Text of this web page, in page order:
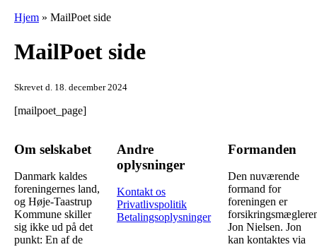
Hjem » MailPoet side
MailPoet side
Skrevet d. 18. december 2024
[mailpoet_page]
Om selskabet
Danmark kaldes
foreningernes land,
og Høje-Taastrup
Kommune skiller
sig ikke ud på det
punkt: En af de
Andre
oplysninger
Kontakt os
Privatlivspolitik
Betalingsoplysninger
Formanden
Den nuværende
formand for
foreningen er
Jon Nielsen. Jon
kan kontaktes via